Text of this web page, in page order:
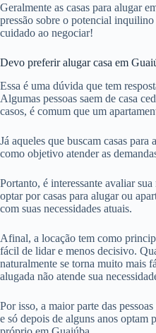
Geralmente as casas para alugar
pressão sobre o potencial
cuidado ao negociar!
Devo preferir alugar casa em
Essa é uma dúvida que tem
Algumas pessoas saem de casa
casos, é comum que um
Já aqueles que buscam casas
como objetivo atender as
Portanto, é interessante avaliar
optar por casas para alugar ou
com suas necessidades atuais.
Afinal, a locação tem como
fácil de lidar e menos decisivo.
naturalmente se torna muito mais
alugada não atende sua
Por isso, a maior parte das
e só depois de alguns anos optam